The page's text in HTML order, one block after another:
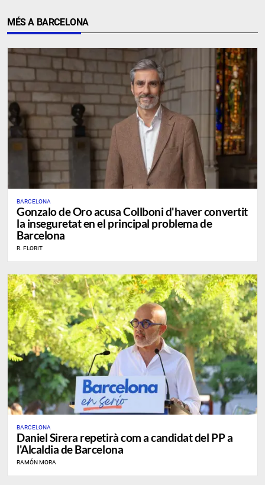
MÉS A BARCELONA
BARCELONA
Gonzalo de Oro acusa Collboni d'haver convertit
la inseguretat en el principal problema de
Barcelona
R. FLORIT
BARCELONA
Daniel Sirera repetirà com a candidat del PP a
l'Alcaldia de Barcelona
RAMÓN MORA